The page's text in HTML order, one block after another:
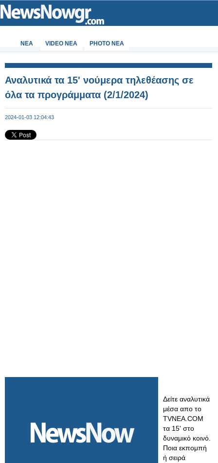
ΝΕΑ VIDEO NEA PHOTO NEA
Αναλυτικά τα 15' νούμερα τηλεθέασης σε
όλα τα προγράμματα (2/1/2024)
2024-01-03 12:04:43
Δείτε αναλυτικά
μέσα απο το
TVNEA.COM
τα 15' στο
δυναμικό κοινό.
Ποια εκπομπή
ή σειρά